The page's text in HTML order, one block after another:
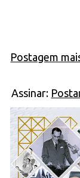
Postagem
Assinar: